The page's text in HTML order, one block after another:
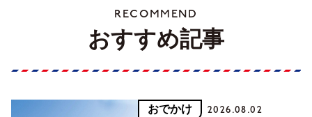
RECOMMEND
おすすめ記事
おでかけ 2026.08.02